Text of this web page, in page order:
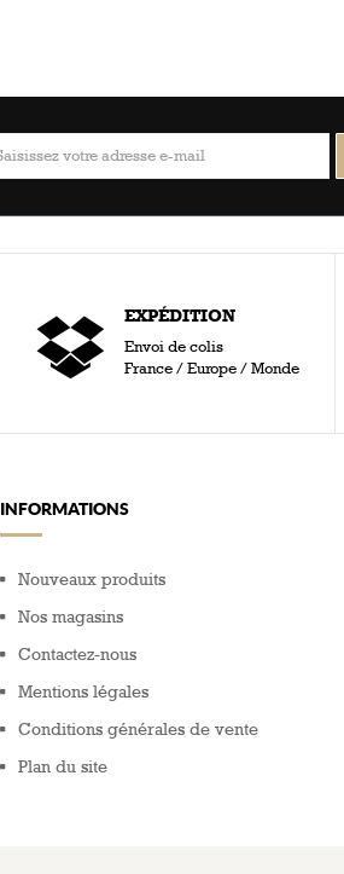
EXPÉDITION
Envoi de colis
France / Europe / Monde
INFORMATIONS
Nouveaux produits
Nos magasins
Contactez-nous
Mentions légales
Conditions générales de vente
Plan du site